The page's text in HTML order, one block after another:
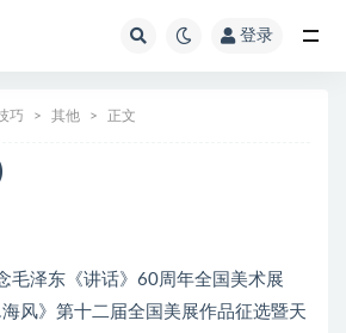
登录
巧 其他 正文
毛泽东《讲话》60周年全国美术展
风》第十二届全国美展作品征选暨天